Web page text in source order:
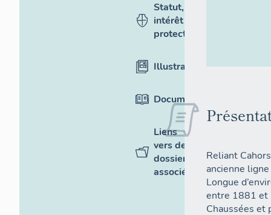
Statut,
intérêt et
protection
Illustrations
Documentation
Liens
vers des
dossiers
associés
Reliant
ancienne
Longue
entre 1881 et
Chaussées et